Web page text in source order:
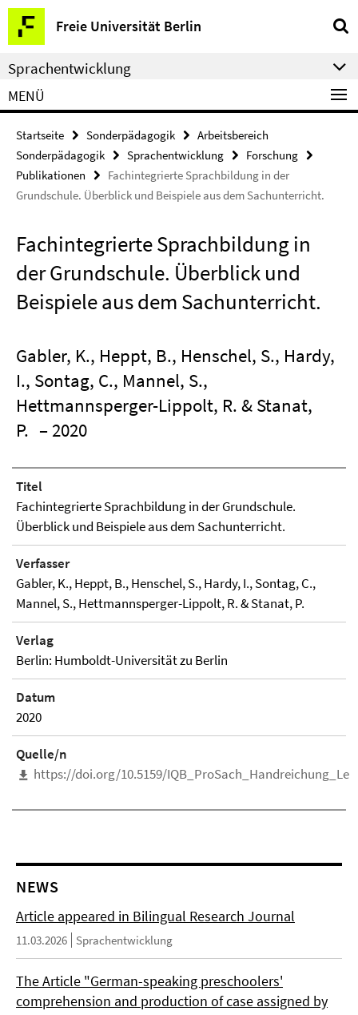
Springe
direkt
zu
Inhalt
Freie Universität Berlin
Service-
Navigation
Sprachentwicklung
MENÜ
Startseite Sonderpädagogik
Arbeitsbereich
Sonderpädagogik
Sprachentwicklung
Forschung
Publikationen
Fachintegrierte Sprachbildung in der
Grundschule. Überblick und Beispiele aus dem Sachunterricht.
Fachintegrierte Sprachbildung in
der Grundschule. Überblick und
Beispiele aus dem Sachunterricht.
Gabler, K., Heppt, B., Henschel, S., Hardy,
I., Sontag, C., Mannel, S.,
Hettmannsperger-Lippolt, R. & Stanat,
P. – 2020
Titel
Fachintegrierte Sprachbildung in der Grundschule.
Überblick und Beispiele aus dem Sachunterricht.
Verfasser
Gabler, K., Heppt, B., Henschel, S., Hardy, I., Sontag, C.,
Mannel, S., Hettmannsperger-Lippolt, R. & Stanat, P.
Verlag
Berlin: Humboldt-Universität zu Berlin
Datum
2020
Quelle/n
https://doi.org/10.5159/
NEWS
Article appeared in Bilingual Research Journal
11.03.2026 Sprachentwicklung
The Article "German-speaking preschoolers'
comprehension and production of case assigned by